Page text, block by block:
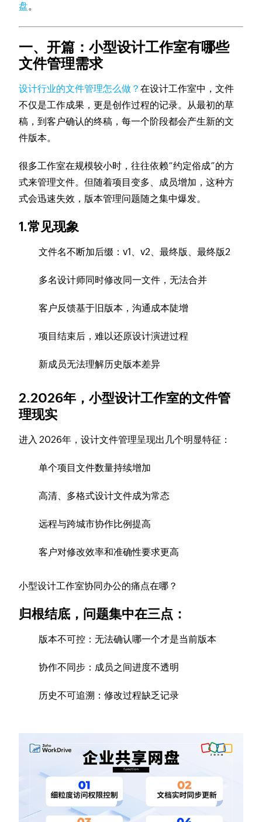
盘。
一、开篇：小型设计工作室有哪些
文件管理需求
设计行业的文件管理怎么做？在设计工作室中，文件
不仅是工作成果，更是创作过程的记录。从最初的草
稿，到客户确认的终稿，每一个阶段都会产生新的文
件版本。
很多工作室在规模较小时，往往依赖“约定俗成”的方
式来管理文件。但随着项目变多、成员增加，这种方
式会迅速失效，版本管理问题随之集中爆发。
1.常见现象
文件名不断加后缀：v1、v2、最终版、最终版2
多名设计师同时修改同一文件，无法合并
客户反馈基于旧版本，沟通成本陡增
项目结束后，难以还原设计演进过程
新成员无法理解历史版本差异
2.2026年，小型设计工作室的文件管
理现实
进入 2026年，设计文件管理呈现出几个明显特征：
单个项目文件数量持续增加
高清、多格式设计文件成为常态
远程与跨城市协作比例提高
客户对修改效率和准确性要求更高
小型设计工作室协同办公的痛点在哪？
归根结底，问题集中在三点：
版本不可控：无法确认哪一个才是当前版本
协作不同步：成员之间进度不透明
历史不可追溯：修改过程缺乏记录